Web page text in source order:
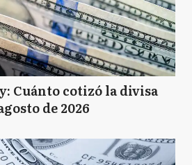
Cuánto cotizó la divisa
de 2026